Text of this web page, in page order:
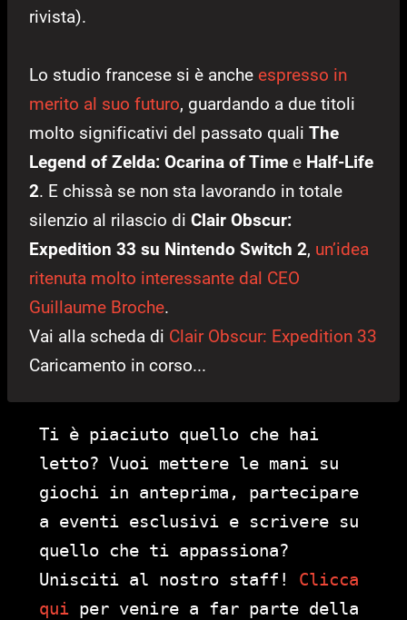
rivista).
Lo studio francese si è anche espresso in
merito al suo futuro, guardando a due titoli
molto significativi del passato quali The
Legend of Zelda: Ocarina of Time e Half-Life
2. E chissà se non sta lavorando in totale
silenzio al rilascio di Clair Obscur:
Expedition 33 su Nintendo Switch 2, un’idea
ritenuta molto interessante dal CEO
Guillaume Broche.
Vai alla scheda di Clair Obscur: Expedition 33
Caricamento in corso...
Ti è piaciuto quello che hai
letto? Vuoi mettere le mani su
giochi in anteprima, partecipare
a eventi esclusivi e scrivere su
quello che ti appassiona?
Unisciti al nostro staff! Clicca
qui per venire a far parte della